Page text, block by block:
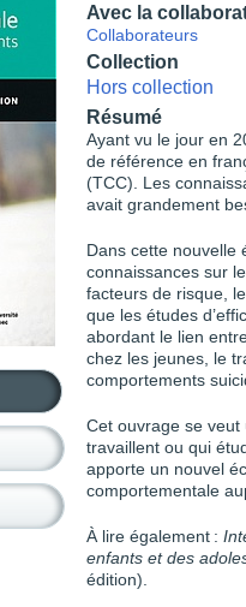
Avec la
Collaborateurs
Collection
Hors collection
Résumé
Ayant vu le jour en
de référence en
(TCC). Les
avait grandement
Dans cette nouvelle
connaissances sur
facteurs de risque,
que les études
abordant le lien
chez les jeunes, le
comportements
Cet ouvrage se
travaillent ou qui
apporte un nouvel
comportementale
À lire également :
enfants et des
édition).